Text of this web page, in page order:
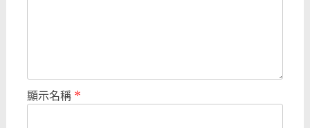
顯示名稱 *